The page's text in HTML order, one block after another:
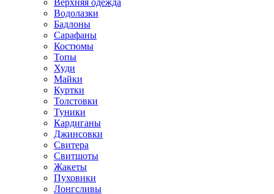
Водолазки
Бадлоны
Сарафаны
Костюмы
Топы
Худи
Майки
Куртки
Толстовки
Туники
Кардиганы
Джинсовки
Свитера
Свитшоты
Жакеты
Пуховики
Лонгсливы